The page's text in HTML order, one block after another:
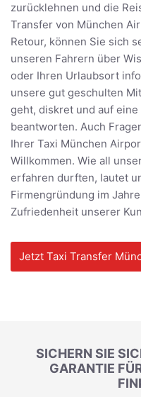
zurücklehnen und die
Transfer von München
Retour, können Sie sich
unseren Fahrern über
oder Ihren Urlaubsort
unsere gut geschulten
geht, diskret und auf
beantworten. Auch
Ihrer Taxi München
Willkommen. Wie all
erfahren durften, lautet
Firmengründung im
Zufriedenheit unserer
Jetzt Taxi Transfer
SICHERN SIE
GARANTIE